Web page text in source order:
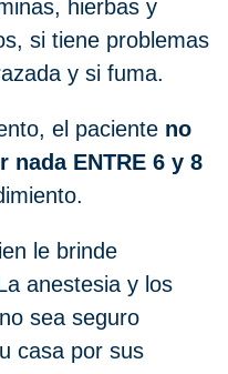
hierbas y
si tiene problemas
y si fuma.
el paciente no
nada ENTRE 6 y 8
le brinde
anestesia y los
sea seguro
casa por sus